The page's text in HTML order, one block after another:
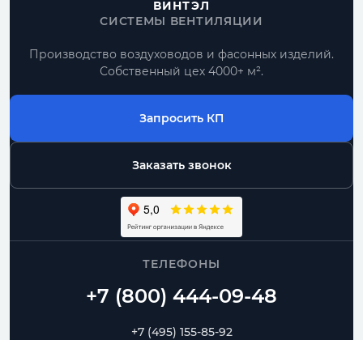
ВИНТЭЛ
СИСТЕМЫ ВЕНТИЛЯЦИИ
Производство воздуховодов и фасонных изделий.
Собственный цех 4000+ м².
Запросить КП
Заказать звонок
ТЕЛЕФОНЫ
+7 (495) 155-85-92